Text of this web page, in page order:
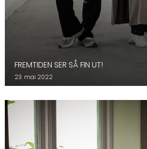
FREMTIDEN SER SÅ FIN UT!
23. mai 2022